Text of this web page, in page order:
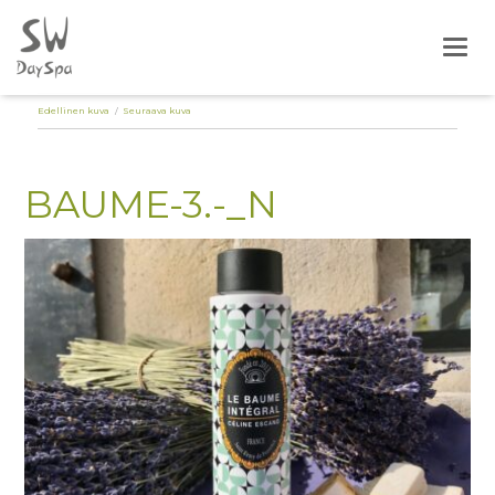
Edellinen kuva Seuraava kuva
BAUME-3.-_N